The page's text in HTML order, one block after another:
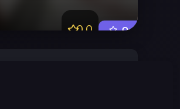
0.0 Оцінити